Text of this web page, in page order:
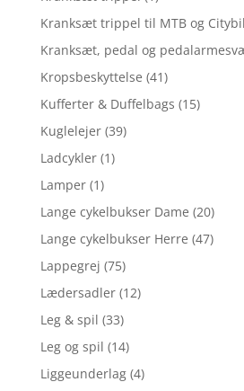
Kranksæt trippel til MTB og
Kranksæt, pedal og
Kropsbeskyttelse (41)
Kufferter & Duffelbags (15)
Kuglelejer (39)
Ladcykler (1)
Lamper (1)
Lange cykelbukser Dame (20)
Lange cykelbukser Herre (47)
Lappegrej (75)
Lædersadler (12)
Leg & spil (33)
Leg og spil (14)
Liggeunderlag (4)